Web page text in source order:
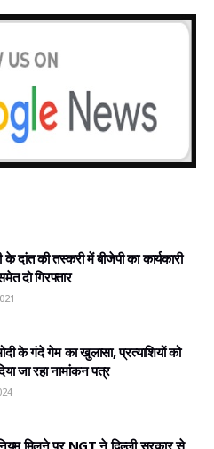
के दांत की तस्करी में बीजेपी का कार्यकारी
दो गिरफ्तार
के गंदे गेम का खुलासा, प्रत्‍याशियों को
जा रहा नामांकन पत्र
मिलने पर NGT ने दिल्ली सरकार से